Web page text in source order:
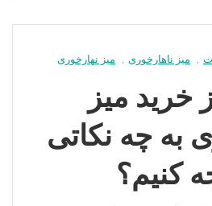
, میز ناهارخوری , میز نهارخوری
خرید میز
به چه نکاتی
کنیم؟